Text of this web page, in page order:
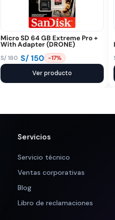
Micro SD 64 GB Extreme Pro +
With Adapter (DRONE)
S/180
El
original
S/150
El
actual
-17%
Ver producto
Servicios
Servicio técnico
Ventas corporativas
Blog
Libro de reclamaciones